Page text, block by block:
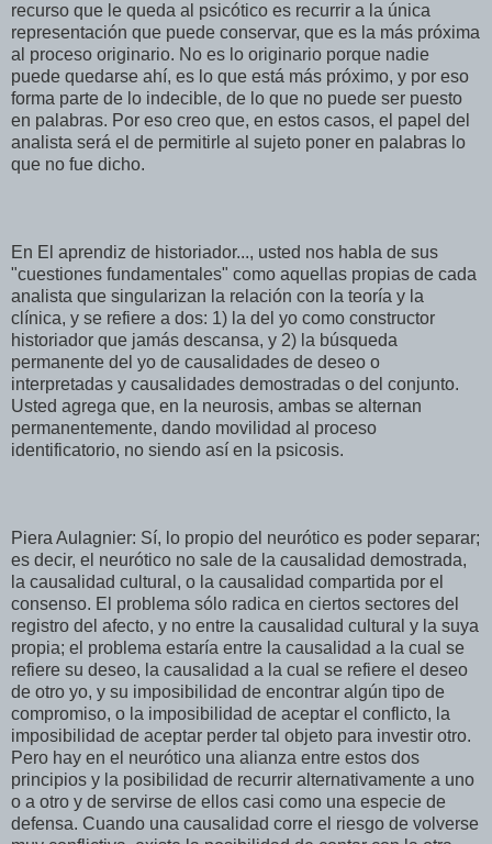
recurso que le queda al psicótico es recurrir a la única
representación que puede conservar, que es la más próxima
al proceso originario. No es lo originario porque nadie
puede quedarse ahí, es lo que está más próximo, y por eso
forma parte de lo indecible, de lo que no puede ser puesto
en palabras. Por eso creo que, en estos casos, el papel del
analista será el de permitirle al sujeto poner en palabras lo
que no fue dicho.
En El aprendiz de historiador..., usted nos habla de sus
"cuestiones fundamentales" como aquellas propias de cada
analista que singularizan la relación con la teoría y la
clínica, y se refiere a dos: 1) la del yo como constructor
historiador que jamás descansa, y 2) la búsqueda
permanente del yo de causalidades de deseo o
interpretadas y causalidades demostradas o del conjunto.
Usted agrega que, en la neurosis, ambas se alternan
permanentemente, dando movilidad al proceso
identificatorio, no siendo así en la psicosis.
Piera Aulagnier: Sí, lo propio del neurótico es poder separar;
es decir, el neurótico no sale de la causalidad demostrada,
la causalidad cultural, o la causalidad compartida por el
consenso. El problema sólo radica en ciertos sectores del
registro del afecto, y no entre la causalidad cultural y la suya
propia; el problema estaría entre la causalidad a la cual se
refiere su deseo, la causalidad a la cual se refiere el deseo
de otro yo, y su imposibilidad de encontrar algún tipo de
compromiso, o la imposibilidad de aceptar el conflicto, la
imposibilidad de aceptar perder tal objeto para investir otro.
Pero hay en el neurótico una alianza entre estos dos
principios y la posibilidad de recurrir alternativamente a uno
o a otro y de servirse de ellos casi como una especie de
defensa. Cuando una causalidad corre el riesgo de volverse